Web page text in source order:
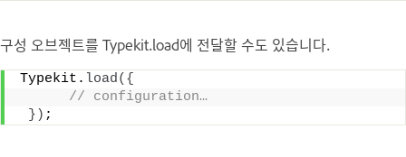
구성 오브젝트를 Typekit.load에 전달할 수도 있습니다.
Typekit. load( {
// configuration…
} ) ;